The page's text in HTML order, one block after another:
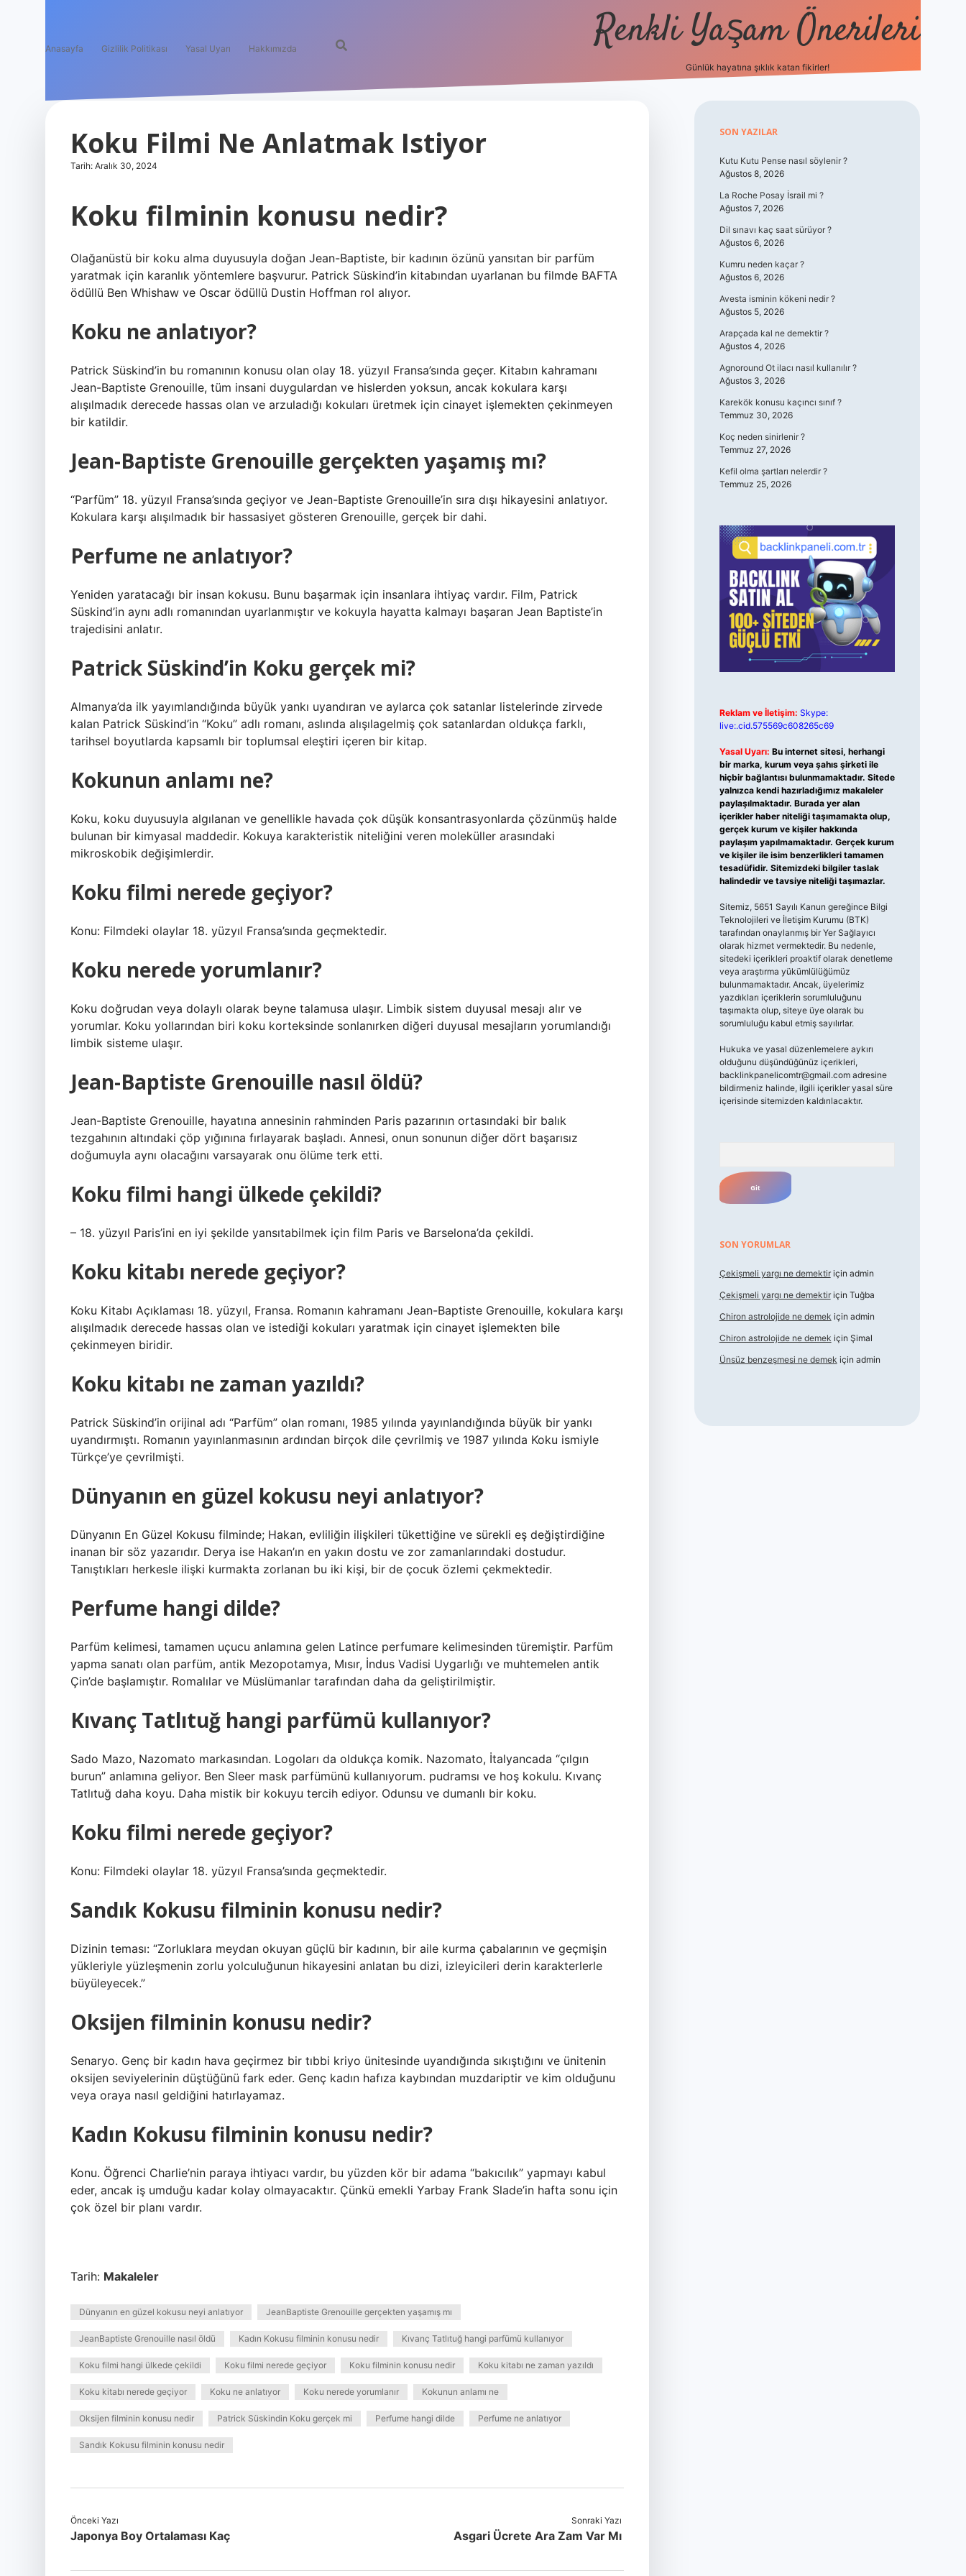
Anasayfa Gizlilik Politikası Yasal Uyarı Hakkımızda Renkli Yaşam Önerileri
Günlük hayatına şıklık katan fikirler!
Koku Filmi Ne Anlatmak Istiyor
Tarih: Aralık 30, 2024
Koku filminin konusu nedir?
Olağanüstü bir koku alma duyusuyla doğan Jean-Baptiste, bir kadının özünü yansıtan bir parfüm
yaratmak için karanlık yöntemlere başvurur. Patrick Süskind’in kitabından uyarlanan bu filmde BAFTA
ödüllü Ben Whishaw ve Oscar ödüllü Dustin Hoffman rol alıyor.
Koku ne anlatıyor?
Patrick Süskind’in bu romanının konusu olan olay 18. yüzyıl Fransa’sında geçer. Kitabın kahramanı
Jean-Baptiste Grenouille, tüm insani duygulardan ve hislerden yoksun, ancak kokulara karşı
alışılmadık derecede hassas olan ve arzuladığı kokuları üretmek için cinayet işlemekten çekinmeyen
bir katildir.
Jean-Baptiste Grenouille gerçekten yaşamış mı?
“Parfüm” 18. yüzyıl Fransa’sında geçiyor ve Jean-Baptiste Grenouille’in sıra dışı hikayesini anlatıyor.
Kokulara karşı alışılmadık bir hassasiyet gösteren Grenouille, gerçek bir dahi.
Perfume ne anlatıyor?
Yeniden yaratacağı bir insan kokusu. Bunu başarmak için insanlara ihtiyaç vardır. Film, Patrick
Süskind’in aynı adlı romanından uyarlanmıştır ve kokuyla hayatta kalmayı başaran Jean Baptiste’in
trajedisini anlatır.
Patrick Süskind’in Koku gerçek mi?
Almanya’da ilk yayımlandığında büyük yankı uyandıran ve aylarca çok satanlar listelerinde zirvede
kalan Patrick Süskind’in “Koku” adlı romanı, aslında alışılagelmiş çok satanlardan oldukça farklı,
tarihsel boyutlarda kapsamlı bir toplumsal eleştiri içeren bir kitap.
Kokunun anlamı ne?
Koku, koku duyusuyla algılanan ve genellikle havada çok düşük konsantrasyonlarda çözünmüş halde
bulunan bir kimyasal maddedir. Kokuya karakteristik niteliğini veren moleküller arasındaki
mikroskobik değişimlerdir.
Koku filmi nerede geçiyor?
Konu: Filmdeki olaylar 18. yüzyıl Fransa’sında geçmektedir.
Koku nerede yorumlanır?
Koku doğrudan veya dolaylı olarak beyne talamusa ulaşır. Limbik sistem duyusal mesajı alır ve
yorumlar. Koku yollarından biri koku korteksinde sonlanırken diğeri duyusal mesajların yorumlandığı
limbik sisteme ulaşır.
Jean-Baptiste Grenouille nasıl öldü?
Jean-Baptiste Grenouille, hayatına annesinin rahminden Paris pazarının ortasındaki bir balık
tezgahının altındaki çöp yığınına fırlayarak başladı. Annesi, onun sonunun diğer dört başarısız
doğumuyla aynı olacağını varsayarak onu ölüme terk etti.
Koku filmi hangi ülkede çekildi?
– 18. yüzyıl Paris’ini en iyi şekilde yansıtabilmek için film Paris ve Barselona’da çekildi.
Koku kitabı nerede geçiyor?
Koku Kitabı Açıklaması 18. yüzyıl, Fransa. Romanın kahramanı Jean-Baptiste Grenouille, kokulara karşı
alışılmadık derecede hassas olan ve istediği kokuları yaratmak için cinayet işlemekten bile
çekinmeyen biridir.
Koku kitabı ne zaman yazıldı?
Patrick Süskind’in orijinal adı “Parfüm” olan romanı, 1985 yılında yayınlandığında büyük bir yankı
uyandırmıştı. Romanın yayınlanmasının ardından birçok dile çevrilmiş ve 1987 yılında Koku ismiyle
Türkçe’ye çevrilmişti.
Dünyanın en güzel kokusu neyi anlatıyor?
Dünyanın En Güzel Kokusu filminde; Hakan, evliliğin ilişkileri tükettiğine ve sürekli eş değiştirdiğine
inanan bir söz yazarıdır. Derya ise Hakan’ın en yakın dostu ve zor zamanlarındaki dostudur.
Tanıştıkları herkesle ilişki kurmakta zorlanan bu iki kişi, bir de çocuk özlemi çekmektedir.
Perfume hangi dilde?
Parfüm kelimesi, tamamen uçucu anlamına gelen Latince perfumare kelimesinden türemiştir. Parfüm
yapma sanatı olan parfüm, antik Mezopotamya, Mısır, İndus Vadisi Uygarlığı ve muhtemelen antik
Çin’de başlamıştır. Romalılar ve Müslümanlar tarafından daha da geliştirilmiştir.
Kıvanç Tatlıtuğ hangi parfümü kullanıyor?
Sado Mazo, Nazomato markasından. Logoları da oldukça komik. Nazomato, İtalyancada “çılgın
burun” anlamına geliyor. Ben Sleer mask parfümünü kullanıyorum. pudramsı ve hoş kokulu. Kıvanç
Tatlıtuğ daha koyu. Daha mistik bir kokuyu tercih ediyor. Odunsu ve dumanlı bir koku.
Koku filmi nerede geçiyor?
Konu: Filmdeki olaylar 18. yüzyıl Fransa’sında geçmektedir.
Sandık Kokusu filminin konusu nedir?
Dizinin teması: “Zorluklara meydan okuyan güçlü bir kadının, bir aile kurma çabalarının ve geçmişin
yükleriyle yüzleşmenin zorlu yolculuğunun hikayesini anlatan bu dizi, izleyicileri derin karakterlerle
büyüleyecek.”
Oksijen filminin konusu nedir?
Senaryo. Genç bir kadın hava geçirmez bir tıbbi kriyo ünitesinde uyandığında sıkıştığını ve ünitenin
oksijen seviyelerinin düştüğünü fark eder. Genç kadın hafıza kaybından muzdariptir ve kim olduğunu
veya oraya nasıl geldiğini hatırlayamaz.
Kadın Kokusu filminin konusu nedir?
Konu. Öğrenci Charlie’nin paraya ihtiyacı vardır, bu yüzden kör bir adama “bakıcılık” yapmayı kabul
eder, ancak iş umduğu kadar kolay olmayacaktır. Çünkü emekli Yarbay Frank Slade’in hafta sonu için
çok özel bir planı vardır.
Tarih: Makaleler
Dünyanın en güzel kokusu neyi anlatıyor JeanBaptiste Grenouille gerçekten yaşamış mı
JeanBaptiste Grenouille nasıl öldü Kadın Kokusu filminin konusu nedir Kıvanç Tatlıtuğ hangi parfümü kullanıyor
Koku filmi hangi ülkede çekildi Koku filmi nerede geçiyor Koku filminin konusu nedir Koku kitabı ne zaman yazıldı
Koku kitabı nerede geçiyor Koku ne anlatıyor Koku nerede yorumlanır Kokunun anlamı ne
Oksijen filminin konusu nedir Patrick Süskindin Koku gerçek mi Perfume hangi dilde Perfume ne anlatıyor
Sandık Kokusu filminin konusu nedir
Önceki Yazı
Japonya Boy Ortalaması Kaç
Sonraki Yazı
Asgari Ücrete Ara Zam Var Mı
Sidebar
SON YAZILAR
Kutu Kutu Pense nasıl söylenir ?
Ağustos 8, 2026
La Roche Posay İsrail mi ?
Ağustos 7, 2026
Dil sınavı kaç saat sürüyor ?
Ağustos 6, 2026
Kumru neden kaçar ?
Ağustos 6, 2026
Avesta isminin kökeni nedir ?
Ağustos 5, 2026
Arapçada kal ne demektir ?
Ağustos 4, 2026
Agnoround Ot ilacı nasıl kullanılır ?
Ağustos 3, 2026
Karekök konusu kaçıncı sınıf ?
Temmuz 30, 2026
Koç neden sinirlenir ?
Temmuz 27, 2026
Kefil olma şartları nelerdir ?
Temmuz 25, 2026
Reklam ve İletişim: Skype:
live:.cid.575569c608265c69
Yasal Uyarı: Bu internet sitesi, herhangi
bir marka, kurum veya şahıs şirketi ile
hiçbir bağlantısı bulunmamaktadır. Sitede
yalnızca kendi hazırladığımız makaleler
paylaşılmaktadır. Burada yer alan
içerikler haber niteliği taşımamakta olup,
gerçek kurum ve kişiler hakkında
paylaşım yapılmamaktadır. Gerçek kurum
ve kişiler ile isim benzerlikleri tamamen
tesadüfidir. Sitemizdeki bilgiler taslak
halindedir ve tavsiye niteliği taşımazlar.
Sitemiz, 5651 Sayılı Kanun gereğince Bilgi
Teknolojileri ve İletişim Kurumu (BTK)
tarafından onaylanmış bir Yer Sağlayıcı
olarak hizmet vermektedir. Bu nedenle,
sitedeki içerikleri proaktif olarak denetleme
veya araştırma yükümlülüğümüz
bulunmamaktadır. Ancak, üyelerimiz
yazdıkları içeriklerin sorumluluğunu
taşımakta olup, siteye üye olarak bu
sorumluluğu kabul etmiş sayılırlar.
Hukuka ve yasal düzenlemelere aykırı
olduğunu düşündüğünüz içerikleri,
backlinkpanelicomtr@gmail.comadresine
bildirmeniz halinde, ilgili içerikler yasal süre
içerisinde sitemizden kaldırılacaktır.
SON YORUMLAR
Çekişmeli yargı ne demektiriçin admin
Çekişmeli yargı ne demektiriçin Tuğba
Chiron astrolojide ne demek için admin
Chiron astrolojide ne demek için Şimal
Ünsüz benzeşmesi ne demek için admin